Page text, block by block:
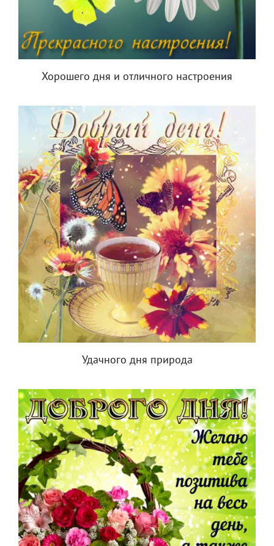
Хорошего дня и отличного настроения
Удачного дня природа